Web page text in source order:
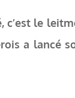
le
a lancé